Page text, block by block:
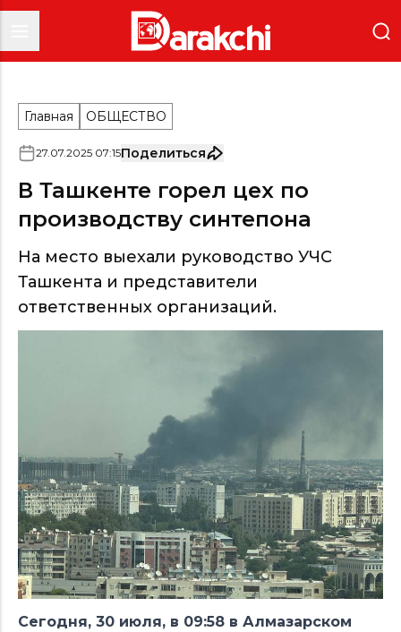
Главная ОБЩЕСТВО
27.07.2025 07:15Поделиться
В Ташкенте горел цех по
производству синтепона
На место выехали руководство УЧС
Ташкента и представители
ответственных организаций.
Сегодня, 30 июля, в 09:58 в Алмазарском